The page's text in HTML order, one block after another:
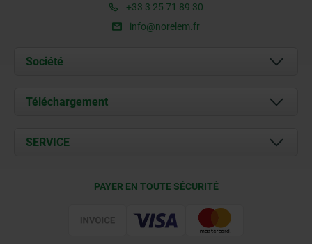
+33 3 25 71 89 30
info@norelem.fr
Société
À propos de nous
Contact
Téléchargement
Documents
SERVICE
PAYER EN TOUTE SÉCURITÉ